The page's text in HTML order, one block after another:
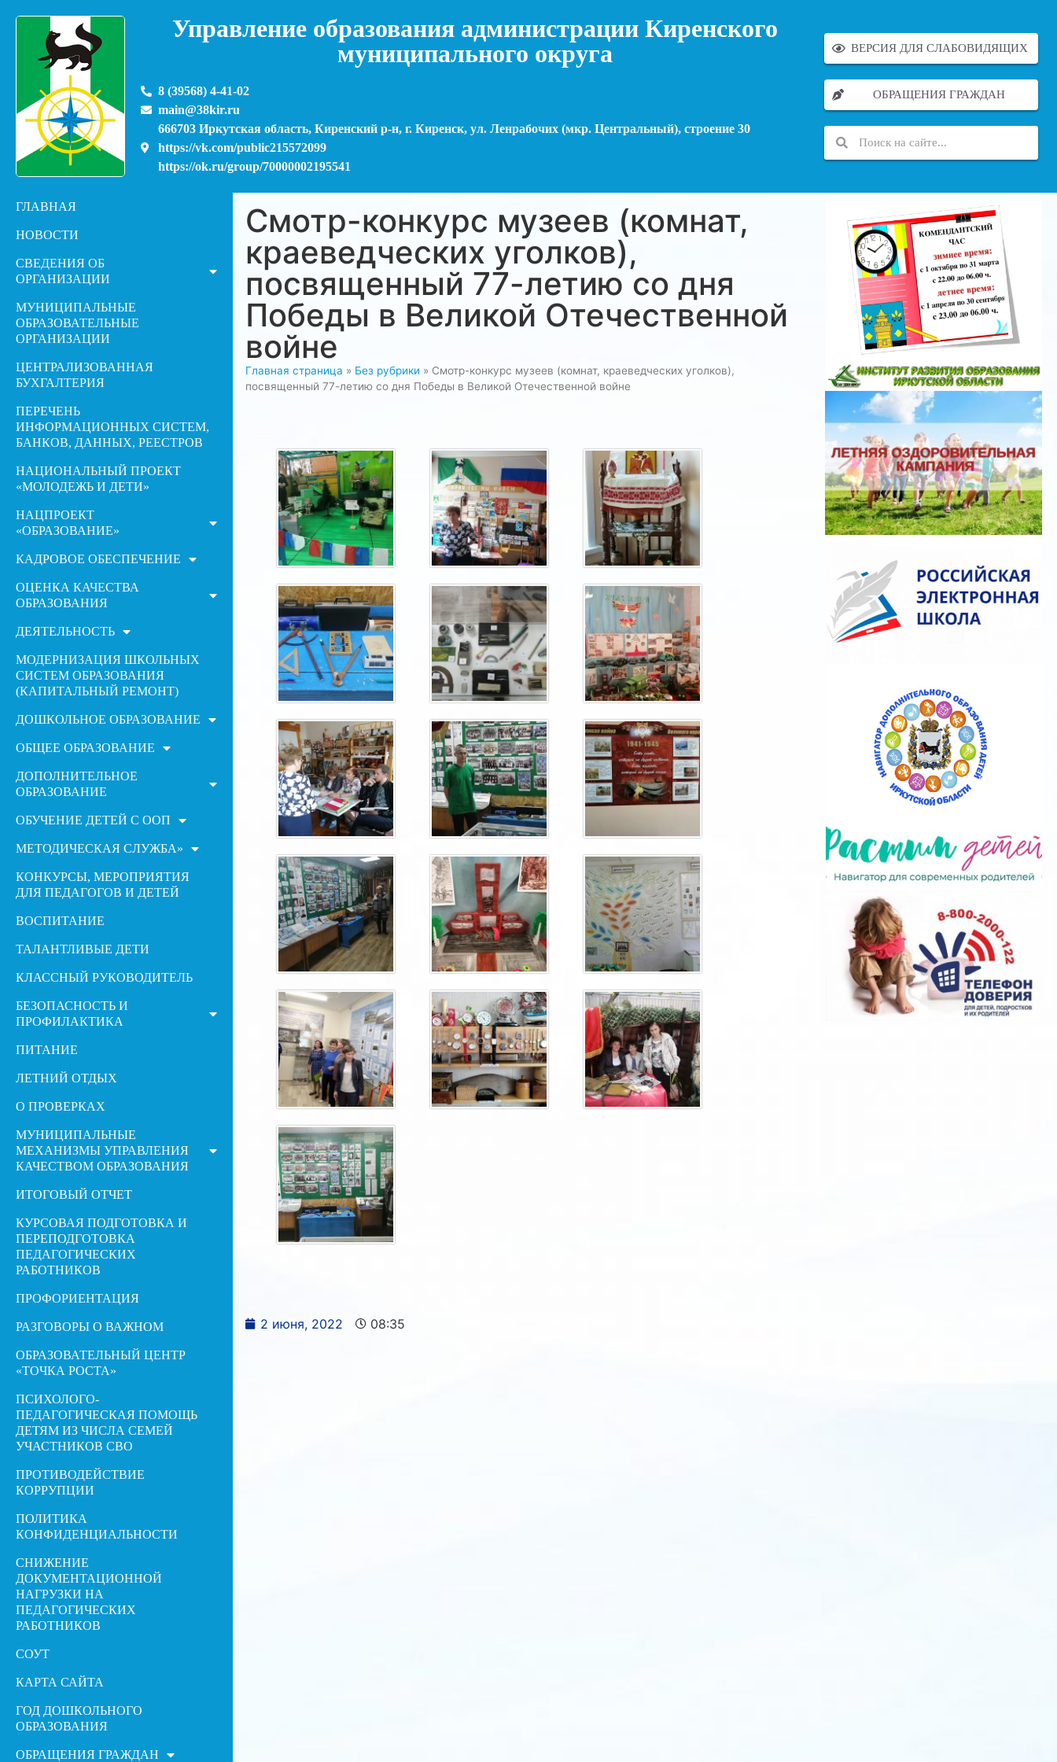
Управление образования администрации Киренского
муниципального округа
8 (39568) 4-41-02
main@38kir.ru
666703 Иркутская область, Киренский р-н, г. Киренск, ул. Ленрабочих (мкр. Центральный), строение 30
https://vk.com/public215572099
https://ok.ru/group/70000002195541
ВЕРСИЯ ДЛЯ СЛАБОВИДЯЩИХ
ОБРАЩЕНИЯ ГРАЖДАН
ГЛАВНАЯ
НОВОСТИ
СВЕДЕНИЯ ОБ
ОРГАНИЗАЦИИ
МУНИЦИПАЛЬНЫЕ
ОБРАЗОВАТЕЛЬНЫЕ
ОРГАНИЗАЦИИ
ЦЕНТРАЛИЗОВАННАЯ
БУХГАЛТЕРИЯ
ПЕРЕЧЕНЬ
ИНФОРМАЦИОННЫХ СИСТЕМ,
БАНКОВ, ДАННЫХ, РЕЕСТРОВ
НАЦИОНАЛЬНЫЙ ПРОЕКТ
«МОЛОДЕЖЬ И ДЕТИ»
НАЦПРОЕКТ
«ОБРАЗОВАНИЕ»
КАДРОВОЕ ОБЕСПЕЧЕНИЕ
ОЦЕНКА КАЧЕСТВА
ОБРАЗОВАНИЯ
ДЕЯТЕЛЬНОСТЬ
МОДЕРНИЗАЦИЯ ШКОЛЬНЫХ
СИСТЕМ ОБРАЗОВАНИЯ
(КАПИТАЛЬНЫЙ РЕМОНТ)
ДОШКОЛЬНОЕ ОБРАЗОВАНИЕ
ОБЩЕЕ ОБРАЗОВАНИЕ
ДОПОЛНИТЕЛЬНОЕ
ОБРАЗОВАНИЕ
ОБУЧЕНИЕ ДЕТЕЙ С ООП
МЕТОДИЧЕСКАЯ СЛУЖБА»
КОНКУРСЫ, МЕРОПРИЯТИЯ
ДЛЯ ПЕДАГОГОВ И ДЕТЕЙ
ВОСПИТАНИЕ
ТАЛАНТЛИВЫЕ ДЕТИ
КЛАССНЫЙ РУКОВОДИТЕЛЬ
БЕЗОПАСНОСТЬ И
ПРОФИЛАКТИКА
ПИТАНИЕ
ЛЕТНИЙ ОТДЫХ
О ПРОВЕРКАХ
МУНИЦИПАЛЬНЫЕ
МЕХАНИЗМЫ УПРАВЛЕНИЯ
КАЧЕСТВОМ ОБРАЗОВАНИЯ
ИТОГОВЫЙ ОТЧЕТ
КУРСОВАЯ ПОДГОТОВКА И
ПЕРЕПОДГОТОВКА
ПЕДАГОГИЧЕСКИХ
РАБОТНИКОВ
ПРОФОРИЕНТАЦИЯ
РАЗГОВОРЫ О ВАЖНОМ
ОБРАЗОВАТЕЛЬНЫЙ ЦЕНТР
«ТОЧКА РОСТА»
ПСИХОЛОГО-
ПЕДАГОГИЧЕСКАЯ ПОМОЩЬ
ДЕТЯМ ИЗ ЧИСЛА СЕМЕЙ
УЧАСТНИКОВ СВО
ПРОТИВОДЕЙСТВИЕ
КОРРУПЦИИ
ПОЛИТИКА
КОНФИДЕНЦИАЛЬНОСТИ
СНИЖЕНИЕ
ДОКУМЕНТАЦИОННОЙ
НАГРУЗКИ НА
ПЕДАГОГИЧЕСКИХ
РАБОТНИКОВ
СОУТ
КАРТА САЙТА
ГОД ДОШКОЛЬНОГО
ОБРАЗОВАНИЯ
ОБРАЩЕНИЯ ГРАЖДАН
Cмотр-конкурс музеев (комнат,
краеведческих уголков),
посвященный 77-летию со дня
Победы в Великой Отечественной
войне
Главная страница » Без рубрики » Cмотр-конкурс музеев (комнат, краеведческих уголков),
посвященный 77-летию со дня Победы в Великой Отечественной войне
2 июня, 2022 08:35